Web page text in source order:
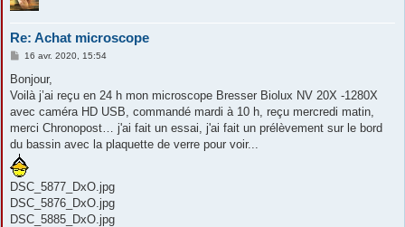
Re: Achat microscope
M
s
a
g
16 avr. 2020, 15:54
Bonjour,
Voilà j’ai reçu en 24 h mon microscope Bresser Biolux NV 20X -1280X
avec caméra HD USB, commandé mardi à 10 h, reçu mercredi matin,
merci Chronopost… j'ai fait un essai, j'ai fait un prélèvement sur le bord
du bassin avec la plaquette de verre pour voir...
DSC_5877_DxO.jpg
DSC_5876_DxO.jpg
DSC_5885_DxO.jpg